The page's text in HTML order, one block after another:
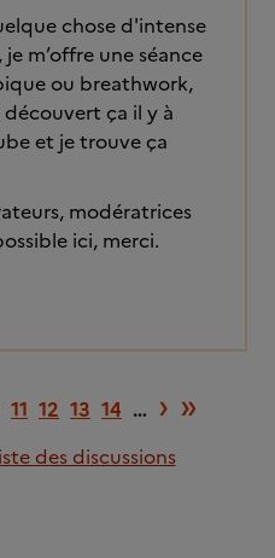
chose d'intense
m’offre une séance
ou breathwork,
découvert ça il y à
et je trouve ça
modératrices
ici, merci.
11 12 13 14 … Page
› »
des discussions